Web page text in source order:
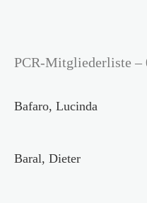
PCR-Mitgliederliste –
Bafaro, Lucinda
Baral, Dieter